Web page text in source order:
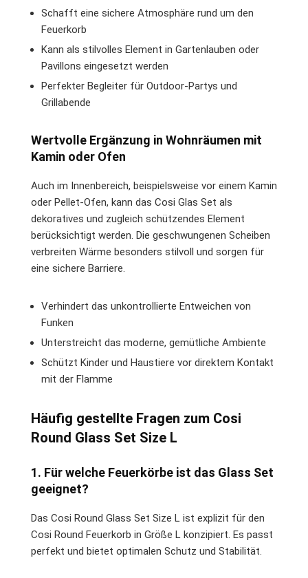
Schafft eine sichere Atmosphäre rund um den
Feuerkorb
Kann als stilvolles Element in Gartenlauben oder
Pavillons eingesetzt werden
Perfekter Begleiter für Outdoor-Partys und
Grillabende
Wertvolle Ergänzung in Wohnräumen mit
Kamin oder Ofen
Auch im Innenbereich, beispielsweise vor einem Kamin
oder Pellet-Ofen, kann das Cosi Glas Set als
dekoratives und zugleich schützendes Element
berücksichtigt werden. Die geschwungenen Scheiben
verbreiten Wärme besonders stilvoll und sorgen für
eine sichere Barriere.
Verhindert das unkontrollierte Entweichen von
Funken
Unterstreicht das moderne, gemütliche Ambiente
Schützt Kinder und Haustiere vor direktem Kontakt
mit der Flamme
Häufig gestellte Fragen zum Cosi
Round Glass Set Size L
1. Für welche Feuerkörbe ist das Glass Set
geeignet?
Das Cosi Round Glass Set Size L ist explizit für den
Cosi Round Feuerkorb in Größe L konzipiert. Es passt
perfekt und bietet optimalen Schutz und Stabilität.